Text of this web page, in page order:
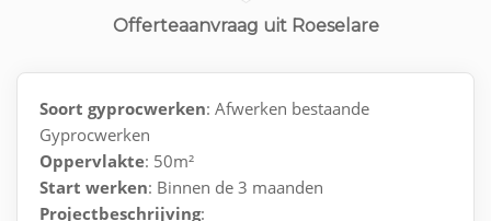
Offerteaanvraag uit Roeselare
Soort gyprocwerken: Afwerken bestaande
Gyprocwerken
Oppervlakte: 50m²
Start werken: Binnen de 3 maanden
Projectbeschrijving: